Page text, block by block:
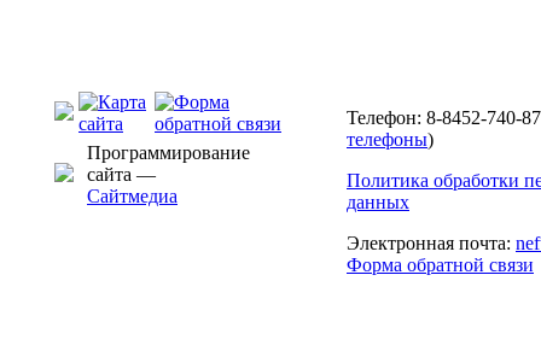
Программирование
сайта —
Сайтмедиа
Телефон: 8-8452-740-
телефоны)
Политика обработки
данных
Электронная почта:
Форма обратной связи